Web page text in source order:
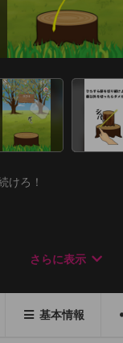
けろ！
も出てくるから気をつ
たり、
さらに表示
基本情報